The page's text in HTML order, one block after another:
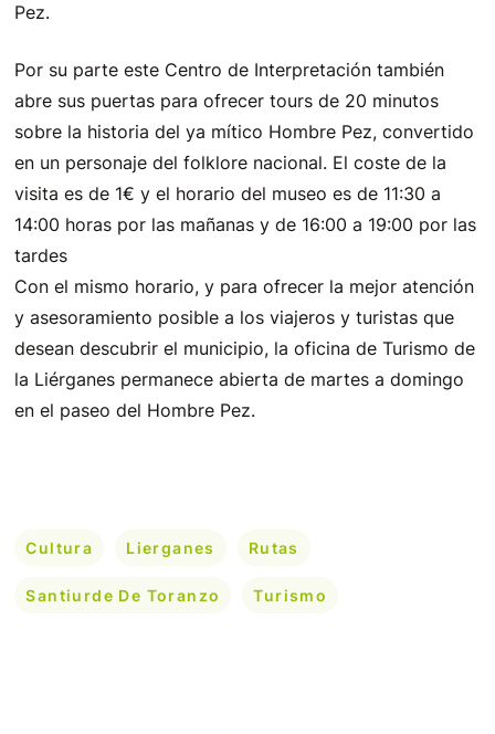
Pez.
Por su parte este Centro de Interpretación también
abre sus puertas para ofrecer tours de 20 minutos
sobre la historia del ya mítico Hombre Pez, convertido
en un personaje del folklore nacional. El coste de la
visita es de 1€ y el horario del museo es de 11:30 a
14:00 horas por las mañanas y de 16:00 a 19:00 por las
tardes
Con el mismo horario, y para ofrecer la mejor atención
y asesoramiento posible a los viajeros y turistas que
desean descubrir el municipio, la oficina de Turismo de
la Liérganes permanece abierta de martes a domingo
en el paseo del Hombre Pez.
Cultura Lierganes Rutas
Santiurde De Toranzo Turismo